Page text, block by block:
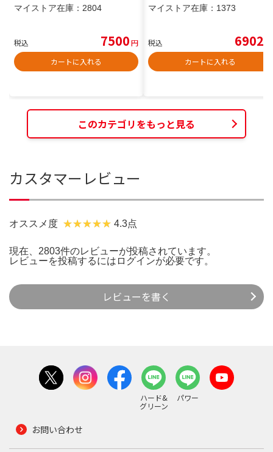
マイストア在庫： 2804
税込 7500円
カートに入れる
マイストア在庫： 1373
税込 6902
カートに入れる
このカテゴリをもっと見る
カスタマーレビュー
オススメ度 4.3点
現在、2803件のレビューが投稿されています。
レビューを投稿するには ログインが必要です。
レビューを書く
ハード&
グリーン
パワー
お問い合わせ